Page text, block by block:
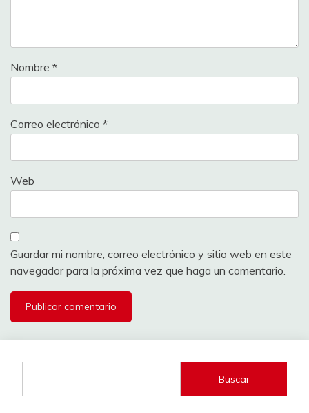
Nombre *
Correo electrónico *
Web
Guardar mi nombre, correo electrónico y sitio web en este
navegador para la próxima vez que haga un comentario.
Buscar